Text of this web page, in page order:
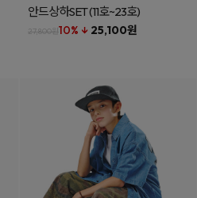
안드상하SET(11호~23호)
27,800원10% ↓ 25,100원